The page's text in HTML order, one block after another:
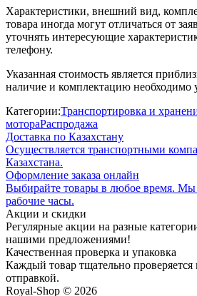
Характеристики, внешний вид,
товара иногда могут отличаться от
уточнять интересующие
телефону.
Указанная стоимость является
наличие и комплектацию необходимо
Категории:Транспортировка и
мотораРаспродажа
Доставка по Казахстану
Осуществляется транспортными
Казахстана.
Оформление заказа онлайн
Выбирайте товары в любое время. Мы
рабочие часы.
Акции и скидки
Регулярные акции на разные
нашими предложениями!
Качественная проверка и упаковка
Каждый товар тщательно проверяется
отправкой.
Royal-Shop © 2026